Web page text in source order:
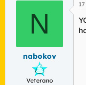
N
nabokov
Veterano